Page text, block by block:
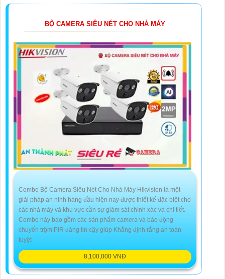
BỘ CAMERA SIÊU NÉT CHO NHÀ MÁY
Combo Bộ Camera Siêu Nét Cho Nhà Máy Hikvision là một
giải pháp an ninh hàng đầu hiện nay được thiết kế đặc biệt cho
các nhà máy và khu vực cần sự giám sát chính xác và chi tiết.
Combo này bao gồm các sản phẩm camera và báo động
chuyển trộm PIR đáng tin cậy giúp Khẳng định rằng an toàn
tuyệt
8,100,000 VNĐ